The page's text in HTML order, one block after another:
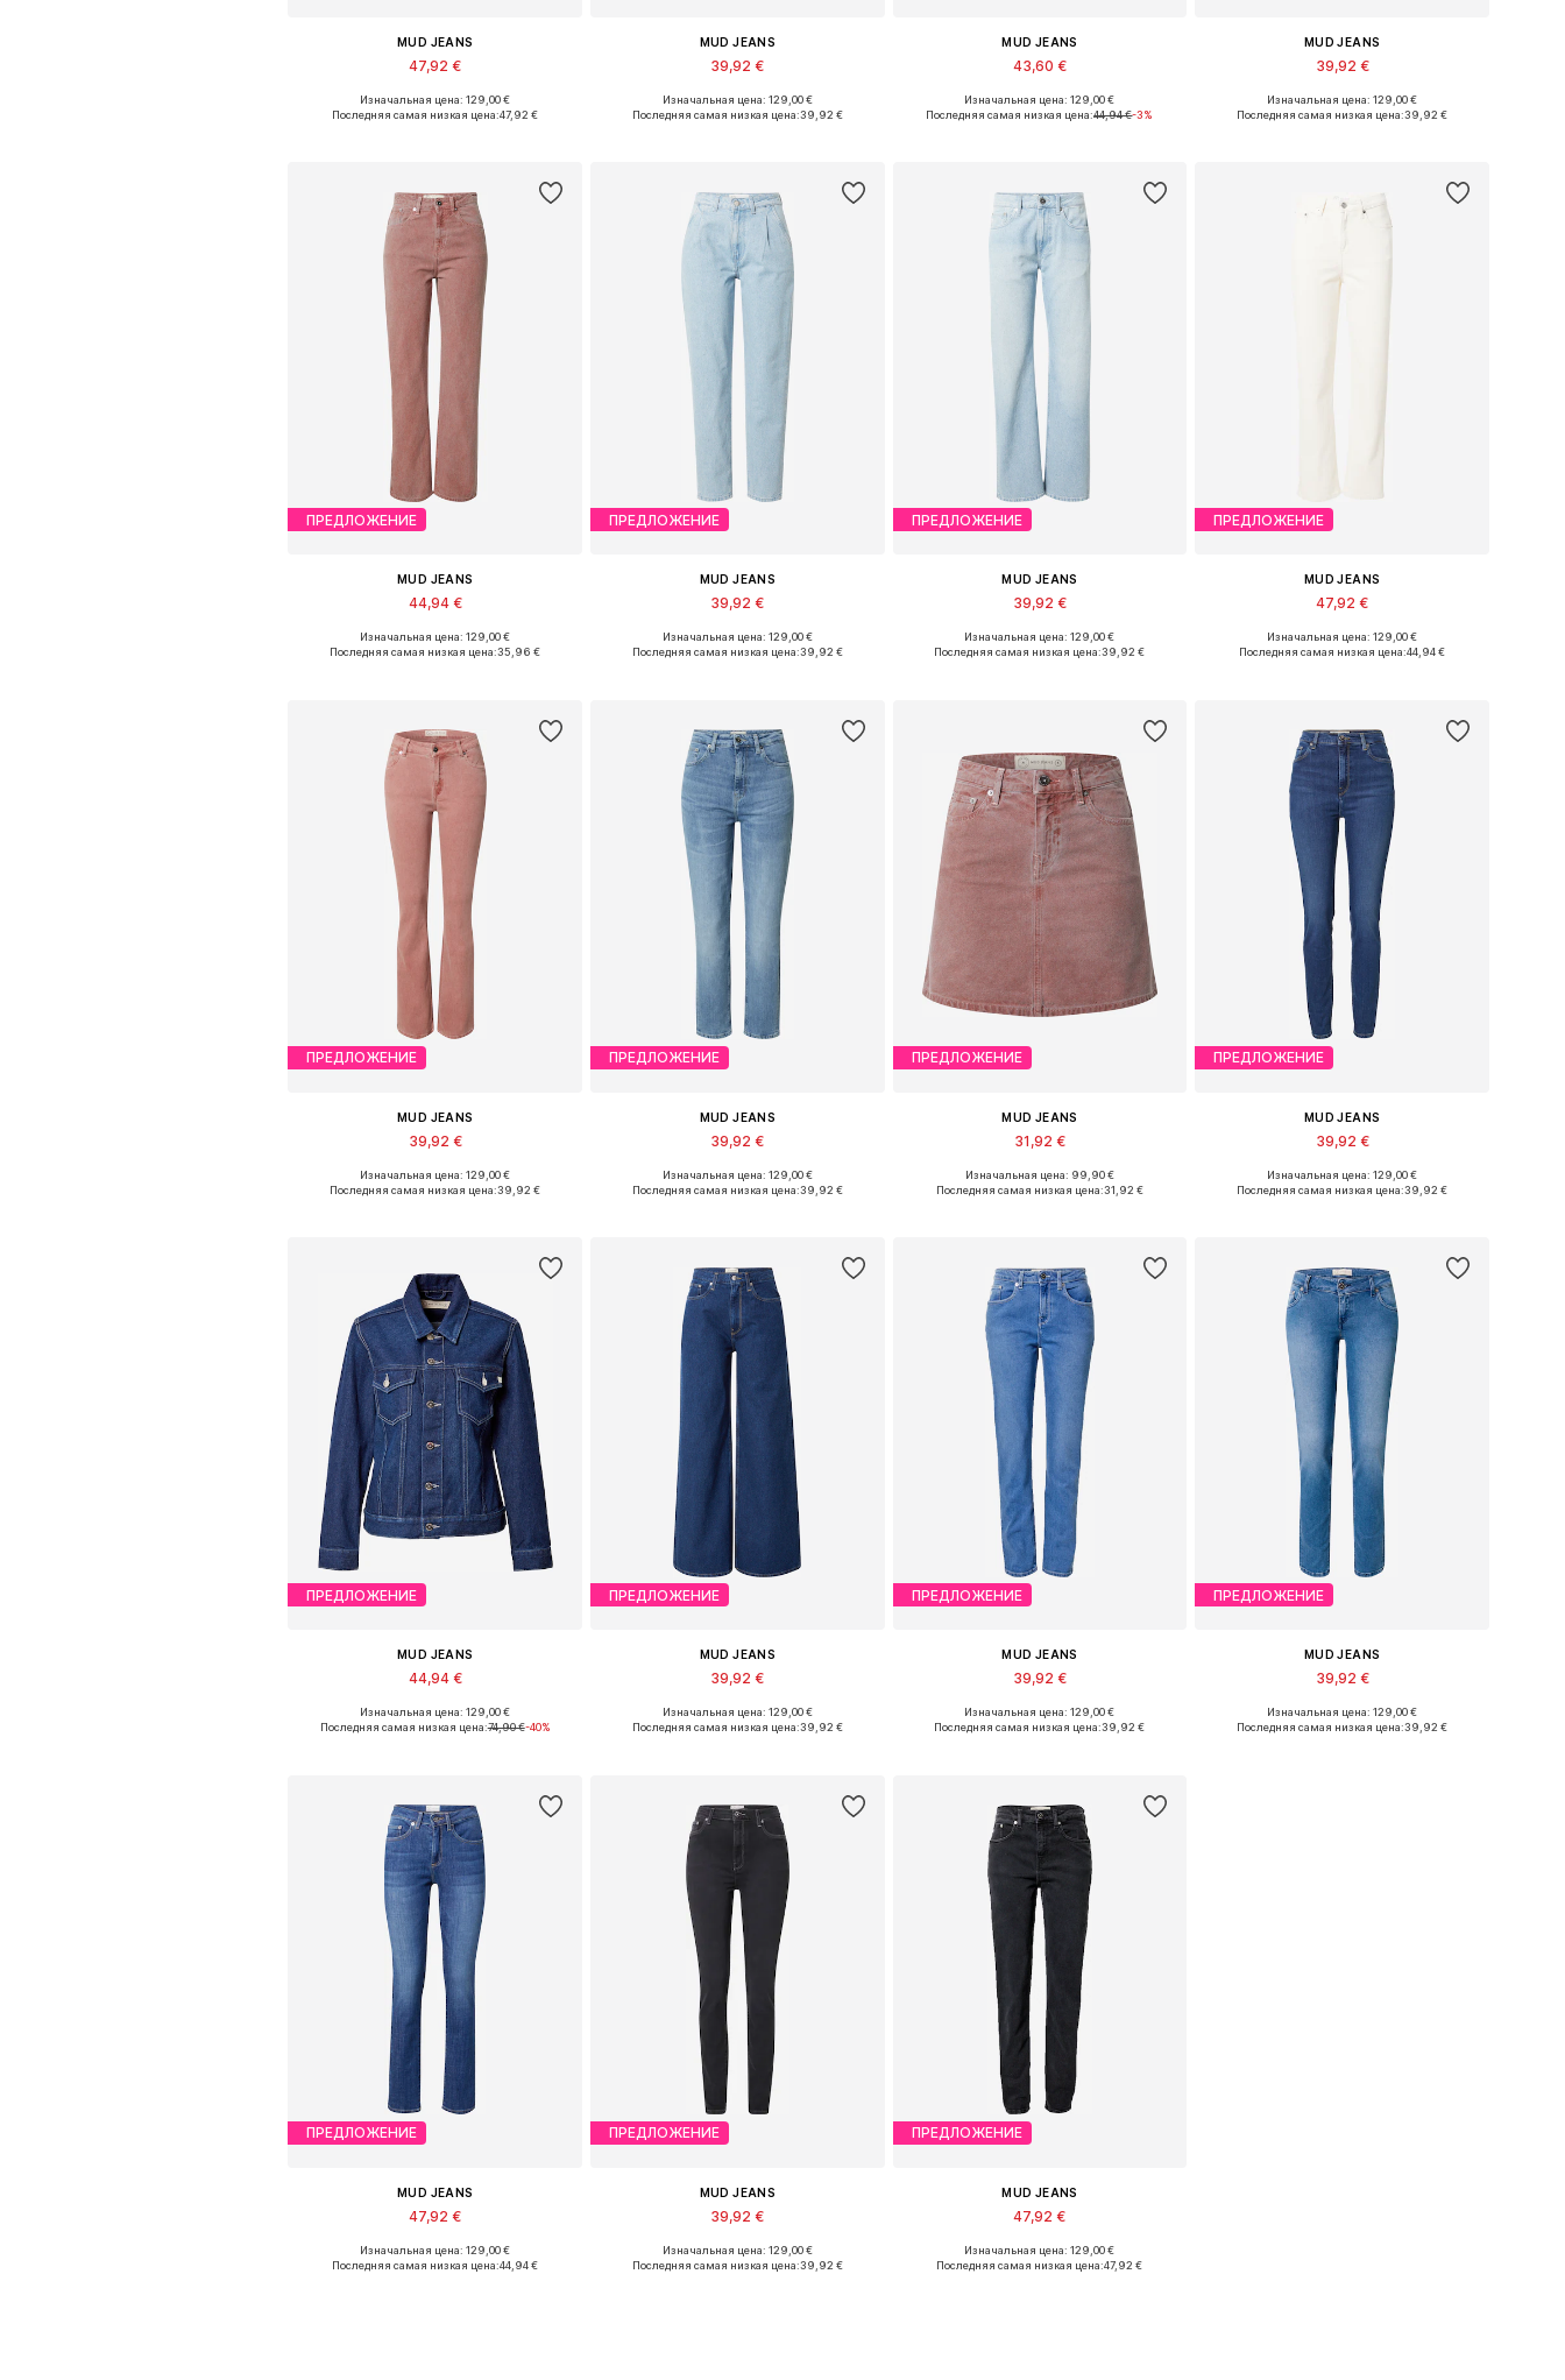
MUD JEANS
47,92 €
Доступно множество размеров
Изначальная цена: 129,00 €
Последняя самая низкая цена:47,92 €
MUD JEANS
39,92 €
Изначальная цена: 129,00 €
Последняя самая низкая цена:39,92 €
MUD JEANS
43,60 €
Изначальная цена: 129,00 €
Последняя самая низкая цена:44,94 €-3%
MUD JEANS
39,92 €
Изначальная цена: 129,00 €
Последняя самая низкая цена:39,92 €
ПРЕДЛОЖЕНИЕ
MUD JEANS
44,94 €
Доступные размеры: 25 x 30, 25 x 32
Изначальная цена: 129,00 €
Последняя самая низкая цена:35,96 €
ПРЕДЛОЖЕНИЕ
MUD JEANS
39,92 €
Изначальная цена: 129,00 €
Последняя самая низкая цена:39,92 €
ПРЕДЛОЖЕНИЕ
MUD JEANS
39,92 €
Доступные размеры: 26 x 32, 32 x 30
Изначальная цена: 129,00 €
Последняя самая низкая цена:39,92 €
ПРЕДЛОЖЕНИЕ
MUD JEANS
47,92 €
Изначальная цена: 129,00 €
Последняя самая низкая цена:44,94 €
ПРЕДЛОЖЕНИЕ
MUD JEANS
39,92 €
Изначальная цена: 129,00 €
Последняя самая низкая цена:39,92 €
ПРЕДЛОЖЕНИЕ
MUD JEANS
39,92 €
Доступные размеры: 28 x 29, 33 x 29
Изначальная цена: 129,00 €
Последняя самая низкая цена:39,92 €
ПРЕДЛОЖЕНИЕ
MUD JEANS
31,92 €
Доступные размеры: 34
Изначальная цена: 99,90 €
Последняя самая низкая цена:31,92 €
ПРЕДЛОЖЕНИЕ
MUD JEANS
39,92 €
Изначальная цена: 129,00 €
Последняя самая низкая цена:39,92 €
ПРЕДЛОЖЕНИЕ
MUD JEANS
44,94 €
Доступные размеры: XS
Изначальная цена: 129,00 €
Последняя самая низкая цена:74,90 €-40%
ПРЕДЛОЖЕНИЕ
MUD JEANS
39,92 €
Доступные размеры: 32 x 34
Изначальная цена: 129,00 €
Последняя самая низкая цена:39,92 €
ПРЕДЛОЖЕНИЕ
MUD JEANS
39,92 €
Доступные размеры: 25 x 32
Изначальная цена: 129,00 €
Последняя самая низкая цена:39,92 €
ПРЕДЛОЖЕНИЕ
MUD JEANS
39,92 €
Доступные размеры: 25 x 32
Изначальная цена: 129,00 €
Последняя самая низкая цена:39,92 €
ПРЕДЛОЖЕНИЕ
MUD JEANS
47,92 €
Изначальная цена: 129,00 €
Последняя самая низкая цена:44,94 €
ПРЕДЛОЖЕНИЕ
MUD JEANS
39,92 €
Доступные размеры: 25 x 30, 25 x 32
Изначальная цена: 129,00 €
Последняя самая низкая цена:39,92 €
ПРЕДЛОЖЕНИЕ
MUD JEANS
47,92 €
Доступные размеры: 26 x 32
Изначальная цена: 129,00 €
Последняя самая низкая цена:47,92 €